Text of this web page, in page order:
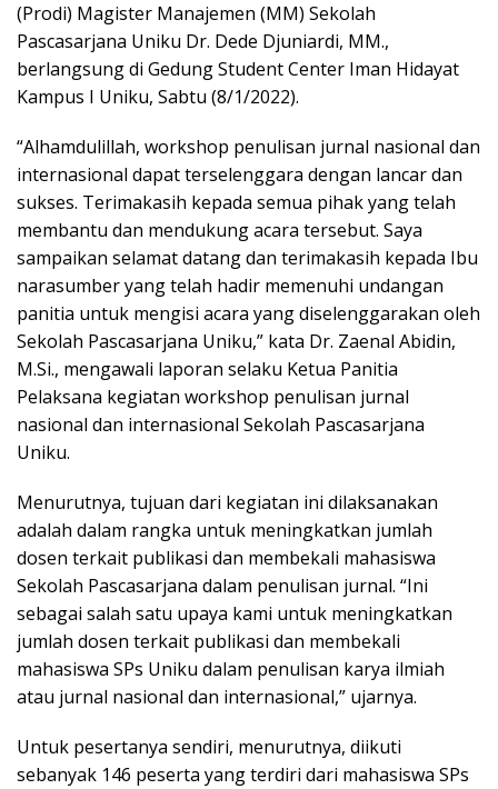
(Prodi) Magister Manajemen (MM) Sekolah
Pascasarjana Uniku Dr. Dede Djuniardi, MM.,
berlangsung di Gedung Student Center Iman Hidayat
Kampus I Uniku, Sabtu (8/1/2022).
“Alhamdulillah, workshop penulisan jurnal nasional dan
internasional dapat terselenggara dengan lancar dan
sukses. Terimakasih kepada semua pihak yang telah
membantu dan mendukung acara tersebut. Saya
sampaikan selamat datang dan terimakasih kepada Ibu
narasumber yang telah hadir memenuhi undangan
panitia untuk mengisi acara yang diselenggarakan oleh
Sekolah Pascasarjana Uniku,” kata Dr. Zaenal Abidin,
M.Si., mengawali laporan selaku Ketua Panitia
Pelaksana kegiatan workshop penulisan jurnal
nasional dan internasional Sekolah Pascasarjana
Uniku.
Menurutnya, tujuan dari kegiatan ini dilaksanakan
adalah dalam rangka untuk meningkatkan jumlah
dosen terkait publikasi dan membekali mahasiswa
Sekolah Pascasarjana dalam penulisan jurnal. “Ini
sebagai salah satu upaya kami untuk meningkatkan
jumlah dosen terkait publikasi dan membekali
mahasiswa SPs Uniku dalam penulisan karya ilmiah
atau jurnal nasional dan internasional,” ujarnya.
Untuk pesertanya sendiri, menurutnya, diikuti
sebanyak 146 peserta yang terdiri dari mahasiswa SPs